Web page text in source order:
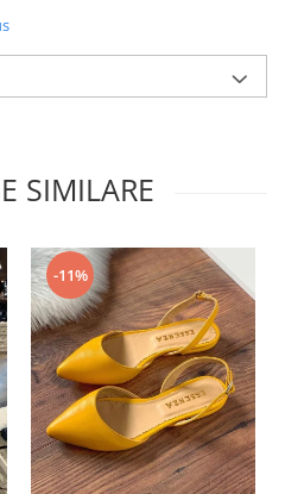
SIMILARE
-11%